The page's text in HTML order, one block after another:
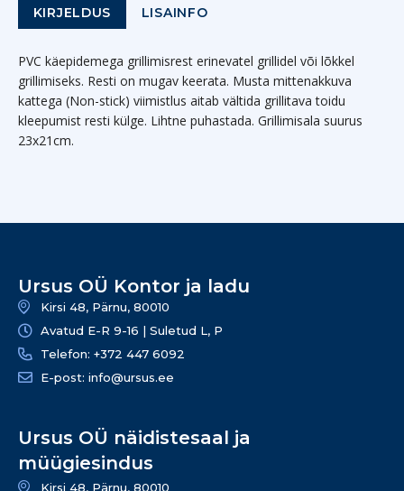
KIRJELDUS LISAINFO
PVC käepidemega grillimisrest erinevatel grillidel või lõkkel
grillimiseks. Resti on mugav keerata. Musta mittenakkuva
kattega (Non-stick) viimistlus aitab vältida grillitava toidu
kleepumist resti külge. Lihtne puhastada. Grillimisala suurus
23x21cm.
Ursus OÜ Kontor ja ladu
Kirsi 48, Pärnu, 80010
Avatud E-R 9-16 | Suletud L, P
Telefon: +372 447 6092
E-post: info@ursus.ee
Ursus OÜ näidistesaal ja
müügiesindus
Kirsi 48, Pärnu, 80010